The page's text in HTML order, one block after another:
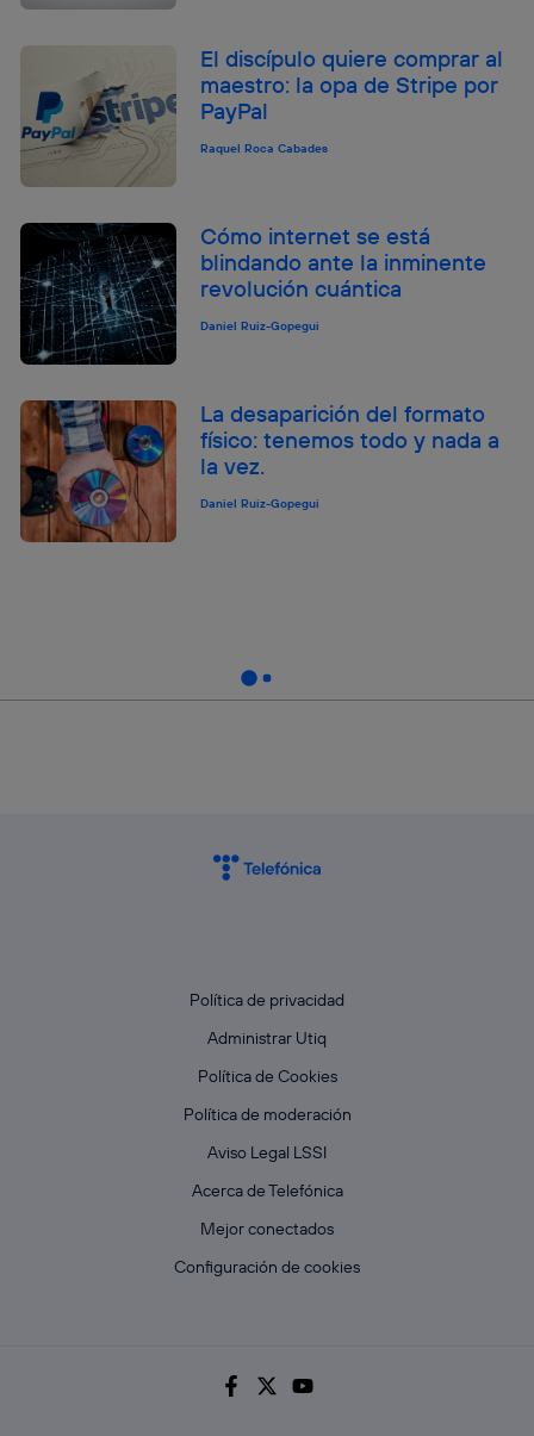
El discípulo quiere comprar al
maestro: la opa de Stripe por
PayPal
Raquel Roca Cabades
Cómo internet se está
blindando ante la inminente
revolución cuántica
Daniel Ruiz-Gopegui
La desaparición del formato
físico: tenemos todo y nada a
la vez.
Daniel Ruiz-Gopegui
Política de privacidad
Administrar Utiq
Política de Cookies
Política de moderación
Aviso Legal LSSI
Acerca de Telefónica
Mejor conectados
Configuración de cookies